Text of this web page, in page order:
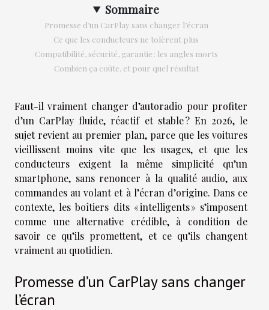
Sommaire
Promesse d’un CarPlay sans changer l’écran
Ce que les conducteurs ne tolèrent plus
Compatibilité, sécurité, garantie : les angles morts
Combien ça coûte, et pour quel résultat
Faut-il vraiment changer d’autoradio pour profiter
d’un CarPlay fluide, réactif et stable ? En 2026, le
sujet revient au premier plan, parce que les voitures
vieillissent moins vite que les usages, et que les
conducteurs exigent la même simplicité qu’un
smartphone, sans renoncer à la qualité audio, aux
commandes au volant et à l’écran d’origine. Dans ce
contexte, les boîtiers dits « intelligents » s’imposent
comme une alternative crédible, à condition de
savoir ce qu’ils promettent, et ce qu’ils changent
vraiment au quotidien.
Promesse d’un CarPlay sans changer
l’écran